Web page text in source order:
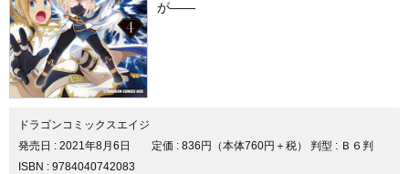
が――
ドラゴンコミックスエイジ
発売日 : 2021年8月6日 定価 : 836円（本体760円＋税） 判型 : Ｂ６判
ISBN : 9784040742083